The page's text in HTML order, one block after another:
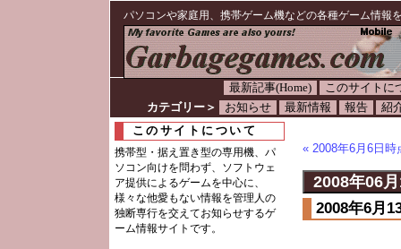
パソコンや家庭用、携帯ゲーム機などの各種ゲーム情報
最新記事(Home)
このサイトに
カテゴリー＞
お知らせ 最新情報 報告 紹
« 2008年6月6日時
2008年06
2008年6月
このサイトについて
携帯型・据え置き型の専用機、パ
ソコン向けを問わず、ソフトウェ
ア提供によるゲームを中心に、
様々な他愛もない情報を管理人の
独断専行を交えてお知らせするゲ
ーム情報サイトです。